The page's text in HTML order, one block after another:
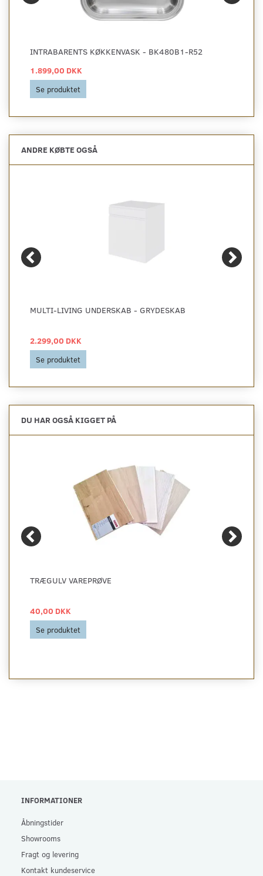
INTRABARENTS KØKKENVASK - BK480B1-R52
1.899,00 DKK
Se produktet
ANDRE KØBTE OGSÅ
MULTI-LIVING UNDERSKAB - GRYDESKAB
2.299,00 DKK
Se produktet
DU HAR OGSÅ KIGGET PÅ
TRÆGULV VAREPRØVE
40,00 DKK
Se produktet
INFORMATIONER
Åbningstider
Showrooms
Fragt og levering
Kontakt kundeservice